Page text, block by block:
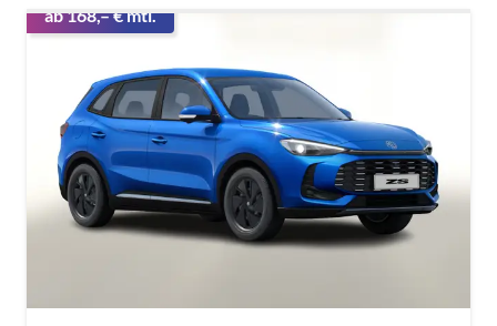
ab 168,– € mtl.